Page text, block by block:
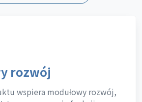
rozwój
wspiera modułowy rozwój,